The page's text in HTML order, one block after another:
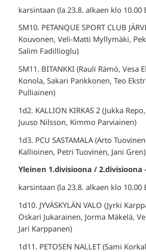
karsintaan (la 23.8. alkaen klo 10.00
SM10. PETANQUE SPORT CLUB
Kouvonen, Veli-Matti Myllymäki,
Salim Fadillioglu)
SM11. BITANKKI (Rauli Rämö, Vesa
Konola, Sakari Pankkonen, Teo
Pulliainen)
1d2. KALLION KIRKAS 2 (Jukka
Juuso Nilsson, Kimmo Parviainen)
1d3. PCU SASTAMALA (Arto
Kallioinen, Petri Tuovinen, Jani Gren)
Yleinen 1.divisioona / 2.divisioona
karsintaan (la 23.8. alkaen klo 10.00
1d10. JYVÄSKYLÄN VALO (Jyrki
Oskari Jukarainen, Jorma Mäkelä,
Jari Karppanen)
1d11. PETOSEN NALLET (Sami